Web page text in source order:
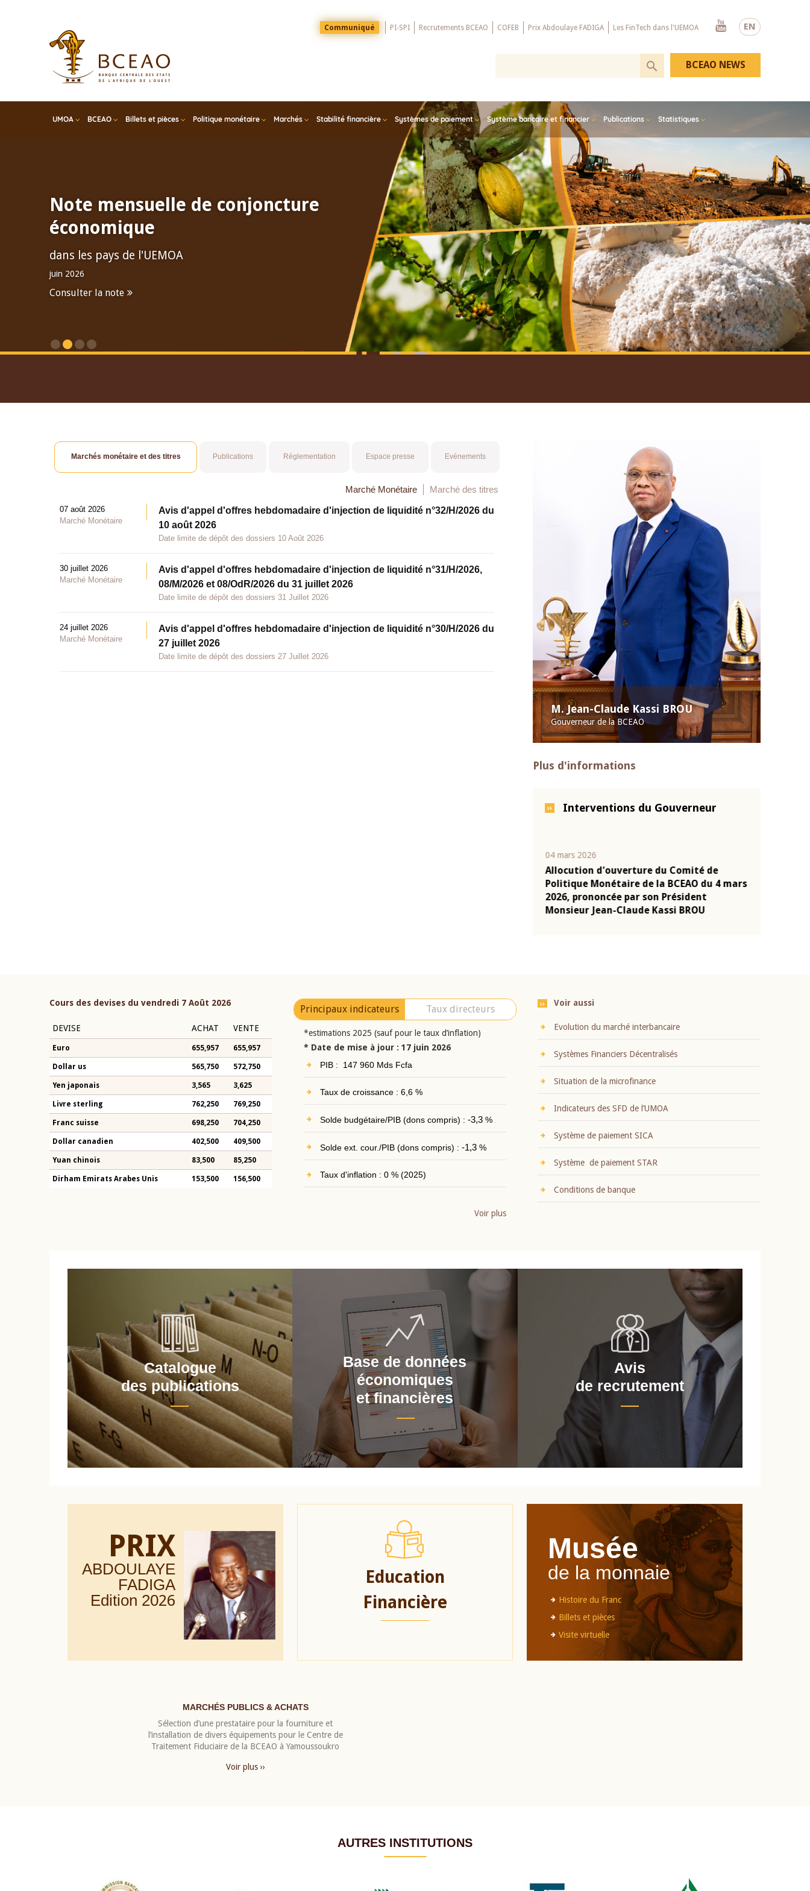
EN
Menu
Top
Communiqué PI-SPI Recrutements BCEAO COFEB Prix Abdoulaye FADIGA Les FinTech dans l'UEMOA
Youtube
UMOA BCEAO Billets et pièces Politique monétaire Marchés Stabilité financière Systèmes de paiement Système bancaire et financier Publications Statistiques
BCEAO NEWS
Note mensuelle de conjoncture
économique
dans les pays de l'UEMOA
juin 2026
Consulter la note
M. Jean-Claude Kassi BROU
Gouverneur de la BCEAO
Plus d'informations
Interventions du Gouverneur
04 mars 2026
Allocution d'ouverture du Comité de
Politique Monétaire de la BCEAO du 4 mars
2026, prononcée par son Président
Monsieur Jean-Claude Kassi BROU
Marchés monétaire et des titres Publications Réglementation Espace presse Evénements
Marché Monétaire Marché des titres
07 août 2026
Marché Monétaire
Avis d'appel d'offres hebdomadaire d'injection de liquidité n°32/H/2026 du
10 août 2026
Date limite de dépôt des dossiers 10 Août 2026
30 juillet 2026
Marché Monétaire
Avis d'appel d'offres hebdomadaire d'injection de liquidité n°31/H/2026,
08/M/2026 et 08/OdR/2026 du 31 juillet 2026
Date limite de dépôt des dossiers 31 Juillet 2026
24 juillet 2026
Marché Monétaire
Avis d'appel d'offres hebdomadaire d'injection de liquidité n°30/H/2026 du
27 juillet 2026
Date limite de dépôt des dossiers 27 Juillet 2026
Cours des devises du vendredi 7 Août 2026
DEVISE ACHAT VENTE
Euro 655,957 655,957
Dollar us 565,750 572,750
Yen japonais 3,565 3,625
Livre sterling 762,250 769,250
Franc suisse 698,250 704,250
Dollar canadien 402,500 409,500
Yuan chinois 83,500 85,250
Dirham Emirats Arabes Unis 153,500 156,500
Principaux indicateurs Taux directeurs
*estimations 2025 (sauf pour le taux d’inflation)
* Date de mise à jour : 17 juin 2026
PIB : 147 960 Mds Fcfa
Taux de croissance : 6,6 %
Solde budgétaire/PIB (dons compris) : -3,3%
Solde ext. cour./PIB (dons compris) : -1,3%
Taux d'inflation : 0 % (2025)
Voir plus
Voir aussi
Evolution du marché interbancaire
Systèmes Financiers Décentralisés
Situation de la microfinance
Indicateurs des SFD de l’UMOA
Système de paiement SICA
Système de paiement STAR
Conditions de banque
Catalogue
des publications
Base de données
économiques
et financières
Avis
de recrutement
PRIX
ABDOULAYE
FADIGA
Edition 2026
Education
Financière
Musée
de la monnaie
Histoire du Franc
Billets et pièces
Visite virtuelle
MARCHÉS PUBLICS & ACHATS
Sélection d’une prestataire pour la fourniture et
l’installation de divers équipements pour le Centre de
Traitement Fiduciaire de la BCEAO à Yamoussoukro
Voir plus ››
AUTRES INSTITUTIONS